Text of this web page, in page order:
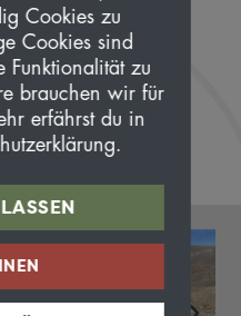
Cookies zu
Cookies sind
Funktionalität zu
brauchen wir für
erfährst du in